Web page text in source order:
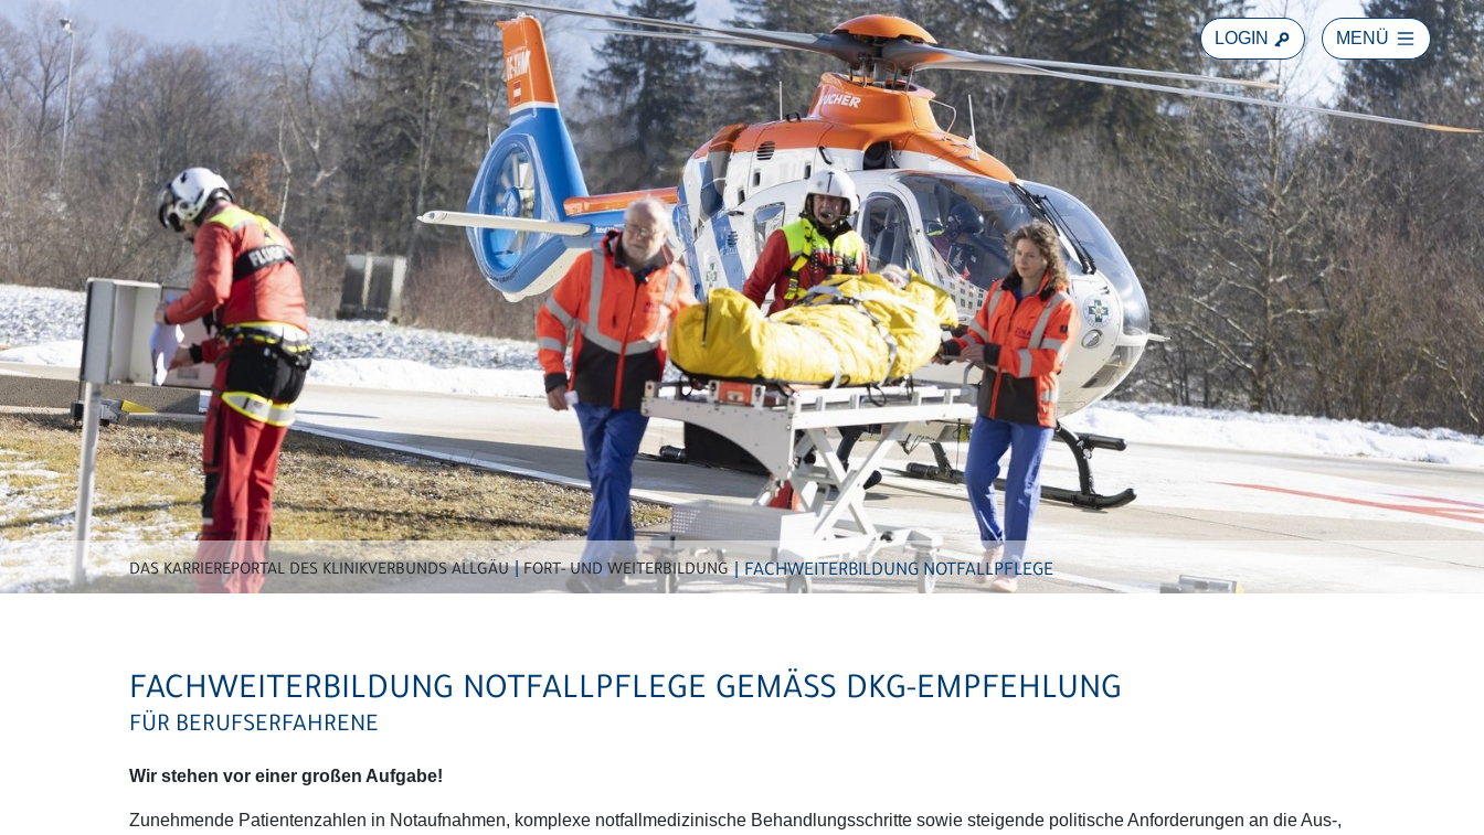
LOGIN MENÜ
DAS KARRIEREPORTAL DES KLINIKVERBUNDS ALLGÄU FORT- UND WEITERBILDUNG FACHWEITERBILDUNG NOTFALLPFLEGE
FACHWEITERBILDUNG NOTFALLPFLEGE GEMÄSS DKG-EMPFEHLUNG
FÜR BERUFSERFAHRENE
Wir stehen vor einer großen Aufgabe!
Zunehmende Patientenzahlen in Notaufnahmen, komplexe notfallmedizinische Behandlungsschritte sowie steigende politische Anforderungen an die Aus-,